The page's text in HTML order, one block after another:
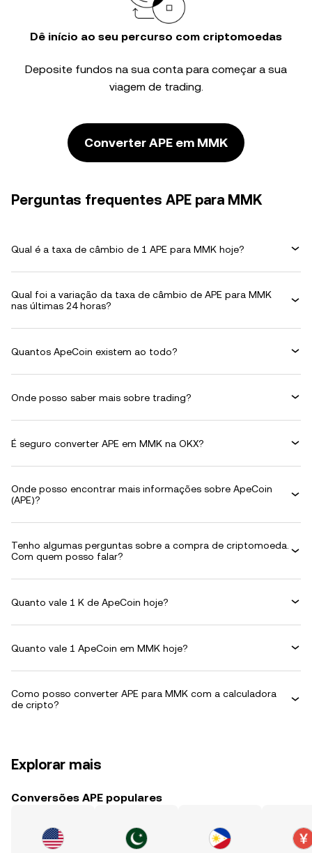
Dê início ao seu percurso com criptomoedas
Deposite fundos na sua conta para começar a sua
viagem de trading.
Converter APE em MMK
Perguntas frequentes APE para MMK
Qual é a taxa de câmbio de 1 APE para MMK hoje?
Qual foi a variação da taxa de câmbio de APE para MMK
nas últimas 24 horas?
Quantos ApeCoin existem ao todo?
Onde posso saber mais sobre trading?
É seguro converter APE em MMK na OKX?
Onde posso encontrar mais informações sobre ApeCoin
(APE)?
Tenho algumas perguntas sobre a compra de criptomoeda.
Com quem posso falar?
Quanto vale 1 K de ApeCoin hoje?
Quanto vale 1 ApeCoin em MMK hoje?
Como posso converter APE para MMK com a calculadora
de cripto?
Explorar mais
Conversões APE populares